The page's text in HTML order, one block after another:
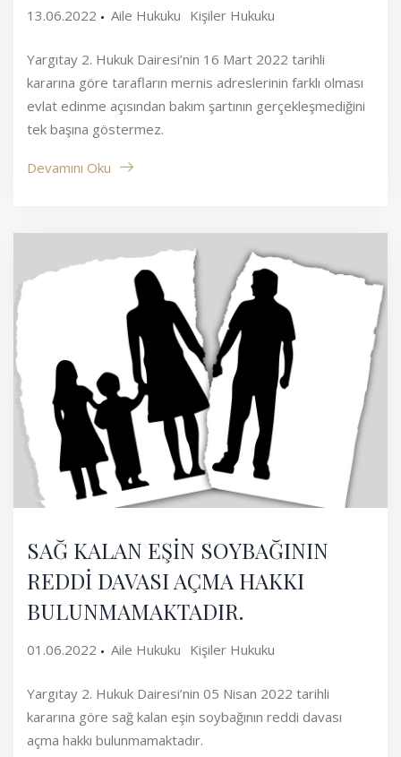
13.06.2022 Aile Hukuku Kişiler Hukuku
Yargıtay 2. Hukuk Dairesi’nin 16 Mart 2022 tarihli
kararına göre tarafların mernis adreslerinin farklı olması
evlat edinme açısından bakım şartının gerçekleşmediğini
tek başına göstermez.
Devamını Oku
SAĞ KALAN EŞİN SOYBAĞININ
REDDİ DAVASI AÇMA HAKKI
BULUNMAMAKTADIR.
01.06.2022 Aile Hukuku Kişiler Hukuku
Yargıtay 2. Hukuk Dairesi’nin 05 Nisan 2022 tarihli
kararına göre sağ kalan eşin soybağının reddi davası
açma hakkı bulunmamaktadır.